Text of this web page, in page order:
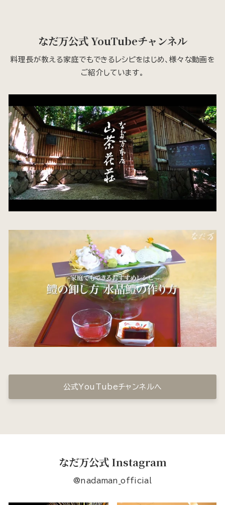
なだ万公式 YouTubeチャンネル
料理長が教える家庭でもできるレシピをはじめ、様々な動画を
ご紹介しています。
公式YouTubeチャンネルへ
なだ万公式 Instagram
@nadaman_official